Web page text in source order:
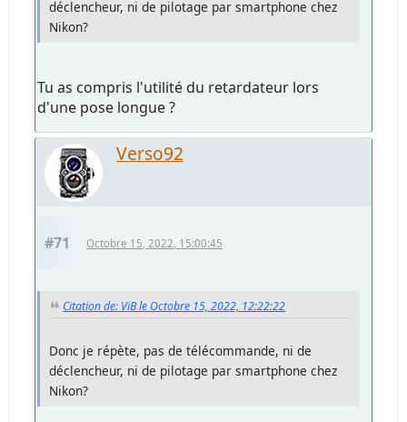
déclencheur, ni de pilotage par smartphone chez
Nikon?
Tu as compris l'utilité du retardateur lors
d'une pose longue ?
Verso92
#71 Octobre 15, 2022, 15:00:45
Citation de: ViB le Octobre 15, 2022, 12:22:22
Donc je répète, pas de télécommande, ni de
déclencheur, ni de pilotage par smartphone chez
Nikon?